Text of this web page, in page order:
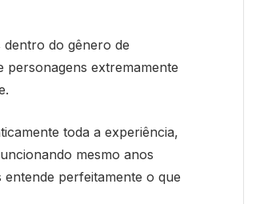
do gênero de
personagens extremamente
toda a experiência,
mesmo anos
perfeitamente o que